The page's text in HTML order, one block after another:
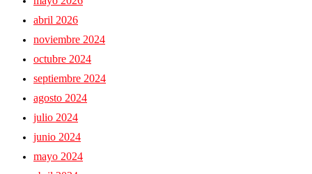
abril 2026
noviembre 2024
octubre 2024
septiembre 2024
agosto 2024
julio 2024
junio 2024
mayo 2024